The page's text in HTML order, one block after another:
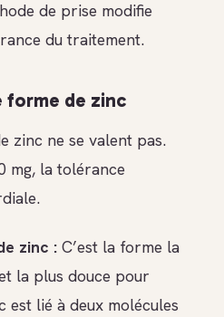
de prise modifie
du traitement.
forme de zinc
zinc ne se valent pas.
mg, la tolérance
zinc :C’est la forme la
la plus douce pour
est lié à deux molécules